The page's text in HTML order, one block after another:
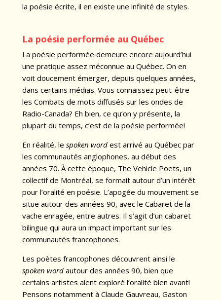
la poésie écrite, il en existe une infinité de styles.
La poésie performée au Québec
La poésie performée demeure encore aujourd’hui
une pratique assez méconnue au Québec. On en
voit doucement émerger, depuis quelques années,
dans certains médias. Vous connaissez peut-être
les Combats de mots diffusés sur les ondes de
Radio-Canada? Eh bien, ce qu’on y présente, la
plupart du temps, c’est de la poésie performée!
En réalité, le spoken wordest arrivé au Québec par
les communautés anglophones, au début des
années 70. À cette époque, The Vehicle Poets, un
collectif de Montréal, se formait autour d’un intérêt
pour l’oralité en poésie. L’apogée du mouvement se
situe autour des années 90, avec le Cabaret de la
vache enragée, entre autres. Il s’agit d’un cabaret
bilingue qui aura un impact important sur les
communautés francophones.
Les poètes francophones découvrent ainsi le
spoken wordautour des années 90, bien que
certains artistes aient exploré l’oralité bien avant!
Pensons notamment à Claude Gauvreau, Gaston